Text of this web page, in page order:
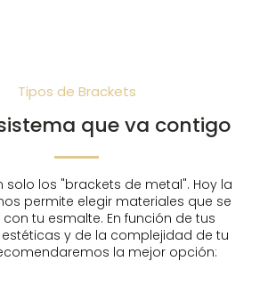
Tipos de Brackets
que va contigo
solo los "brackets de metal". Hoy la
permite elegir materiales que se
tu esmalte. En función de tus
y de la complejidad de tu
la mejor opción: